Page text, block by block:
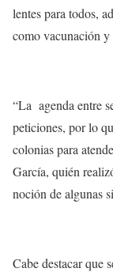
lentes para todos,
como vacunación y
“La agenda entre
peticiones, por lo
colonias para
García, quién
noción de algunas
Cabe destacar que